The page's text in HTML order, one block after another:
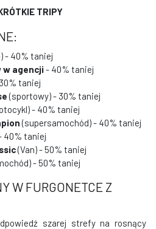
TRIPY
- 40% taniej
w agencji- 40% taniej
taniej
(sportowy) - 30% taniej
- 40% taniej
(supersamochód) - 40% taniej
40% taniej
(Van) - 50% taniej
- 50% taniej
W FURGONETCE Z
szarej strefy na rosnący